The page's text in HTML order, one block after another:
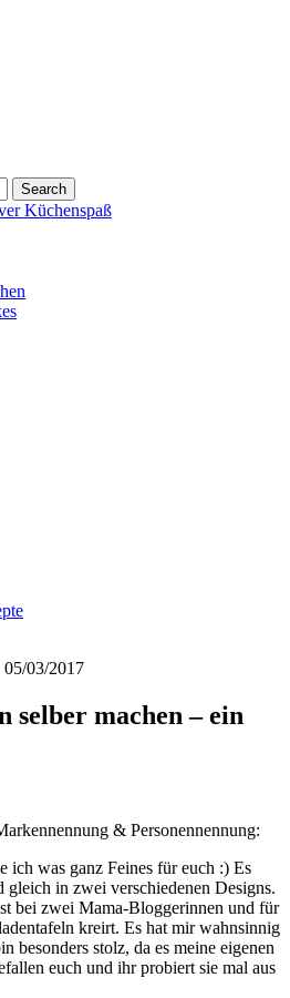
Search
05/03/2017
selber machen – ein
& Personennennung:
ich was ganz Feines für euch :) Es
in zwei verschiedenen Designs.
bei zwei Mama-Bloggerinnen und für
kreirt. Es hat mir wahnsinnig
besonders stolz, da es meine eigenen
euch und ihr probiert sie mal aus